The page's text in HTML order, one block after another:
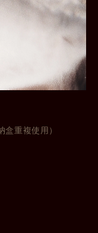
重複使用）